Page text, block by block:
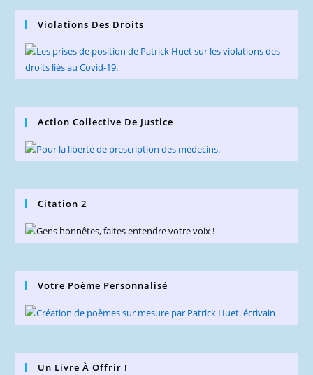
Violations Des Droits
Action Collective De Justice
Citation 2
Votre Poème Personnalisé
Un Livre À Offrir !